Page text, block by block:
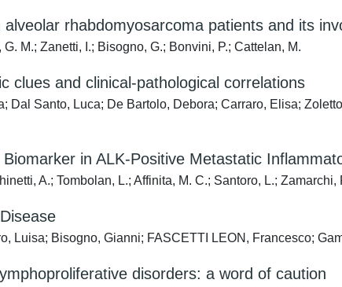
rhabdomyosarcoma patients and its
M.; Zanetti, I.; Bisogno, G.; Bonvini, P.; Cattelan, M.
clues and clinical-pathological correlations
Santo, Luca; De Bartolo, Debora; Carraro, Elisa;
in ALK-Positive Metastatic
A.; Tombolan, L.; Affinita, M. C.; Santoro, L.; Zamarchi,
Luisa; Bisogno, Gianni; FASCETTI LEON, Francesco;
disorders: a word of caution